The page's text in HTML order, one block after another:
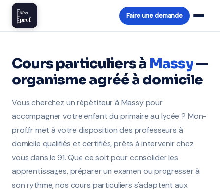
Mon
prof Faire une demande
Cours particuliers à Massy—
organisme agréé à domicile
Vous cherchez un répétiteur à Massy pour
accompagner votre enfant du primaire au lycée ? Mon-
prof.fr met à votre disposition des professeurs à
domicile qualifiés et certifiés, prêts à intervenir chez
vous dans le 91. Que ce soit pour consolider les
apprentissages, préparer un examen ou progresser à
son rythme, nos cours particuliers s'adaptent aux